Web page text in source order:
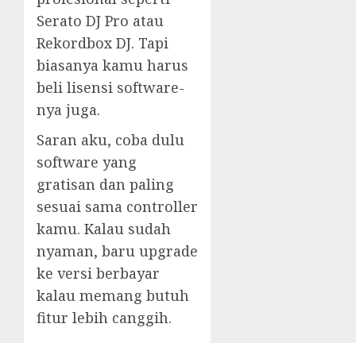
Serato DJ Pro atau
Rekordbox DJ. Tapi
biasanya kamu harus
beli lisensi software-
nya juga.
Saran aku, coba dulu
software yang
gratisan dan paling
sesuai sama controller
kamu. Kalau sudah
nyaman, baru upgrade
ke versi berbayar
kalau memang butuh
fitur lebih canggih.